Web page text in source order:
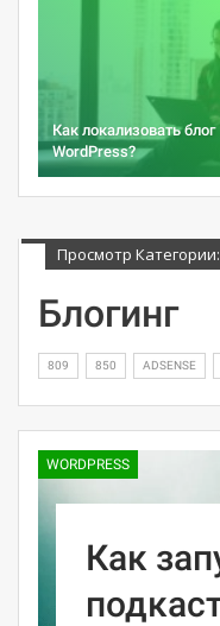
Как локализовать блог
WordPress?
Просмотр Категории:
Блогинг
809 850 ADSENSE
WORDPRESS
Как